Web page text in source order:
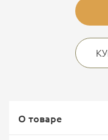
О товаре